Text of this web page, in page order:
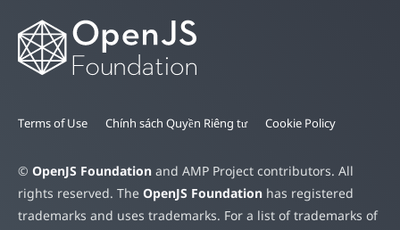
Terms of Use Chính sách Quyền Riêng tư Cookie Policy
© OpenJS Foundation and AMP Project contributors. All
rights reserved. The OpenJS Foundation has registered
trademarks and uses trademarks. For a list of trademarks of